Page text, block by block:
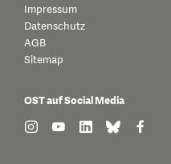
Impressum
Datenschutz
AGB
Sitemap
OST auf Social Media
find us on: instagram
find us on: youtube
find us on:
find usfind